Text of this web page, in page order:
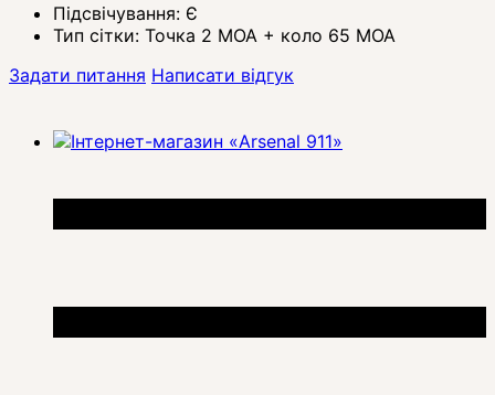
Підсвічування: Є
Тип сітки: Точка 2 МОА + коло 65 МОА
Задати питання Написати відгук